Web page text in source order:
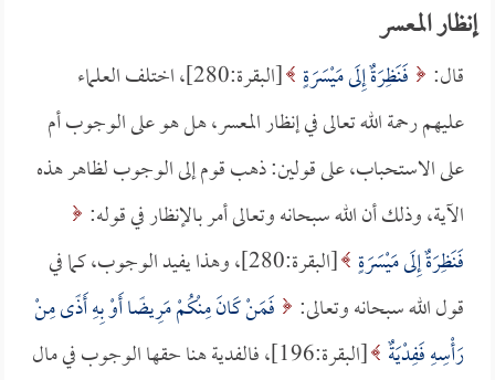
إنظار المعسر
قال: فَنَظِرَةٌ إِلَى مَيْسَرَةٍ
[البقرة:280]، اختلف العلماء
عليهم رحمة الله تعالى في إنظار المعسر، هل هو على الوجوب أم
على الاستحباب، على قولين: ذهب قوم إلى الوجوب لظاهر هذه
الآية، وذلك أن الله سبحانه وتعالى أمر بالإنظار في قوله:
فَنَظِرَةٌ إِلَى مَيْسَرَةٍ
[البقرة:280]، وهذا يفيد الوجوب، كما في
قول الله سبحانه وتعالى:
فَمَنْ كَانَ مِنْكُمْ مَرِيضًا أَوْ بِهِ أَذًى مِنْ
رَأْسِهِ فَفِدْيَةٌ
[البقرة:196]، فالفدية هنا حقها الوجوب في مال